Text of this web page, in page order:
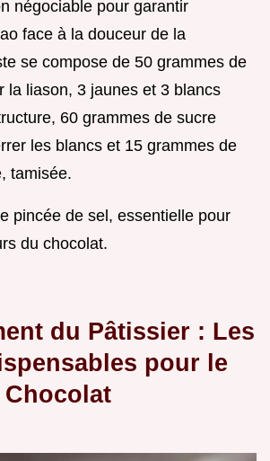
négociable pour garantir
face à la douceur de la
se compose de 50 grammes de
la liason, 3 jaunes et 3 blancs
60 grammes de sucre
les blancs et 15 grammes de
tamisée.
pincée de sel, essentielle pour
du chocolat.
du Pâtissier : Les
pour le